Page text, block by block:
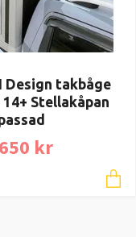
Design takbåge
14+ Stellakåpan
kr